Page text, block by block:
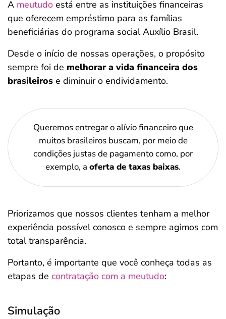
A meutudo está entre as instituições financeiras
que oferecem empréstimo para as famílias
beneficiárias do programa social Auxílio Brasil.
Desde o início de nossas operações, o propósito
sempre foi de melhorar a vida financeira dos
brasileiros e diminuir o endividamento.
Queremos entregar o alívio financeiro que
muitos brasileiros buscam, por meio de
condições justas de pagamento como, por
exemplo, a oferta de taxas baixas.
Priorizamos que nossos clientes tenham a melhor
experiência possível conosco e sempre agimos com
total transparência.
Portanto, é importante que você conheça todas as
etapas de contratação com a meutudo:
Simulação